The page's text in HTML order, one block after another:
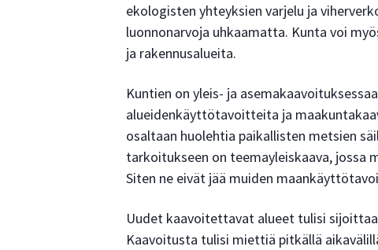
ekologisten yhteyksien varjelu ja
luonnonarvoja uhkaamatta. Kunta voi
ja rakennusalueita.
Kuntien on yleis- ja
alueidenkäyttötavoitteita ja
osaltaan huolehtia paikallisten metsien
tarkoitukseen on teemayleiskaava, jossa
Siten ne eivät jää muiden
Uudet kaavoitettavat alueet tulisi
Kaavoitusta tulisi miettiä pitkällä